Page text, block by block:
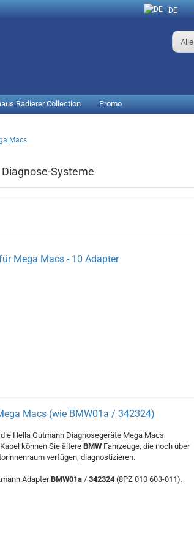
DE
Alle
Radierer Collection Promo
Macs
Systeme
Mega Macs - 10 Adapter
Macs (wie BMW01a / 342324)
Hella Gutmann Diagnosegeräte Mega Macs
können Sie ältere BMWFahrzeuge, die noch über
verfügen, diagnostizieren.
AdapterBMW01a/ 342324(8PZ 010 603-011).